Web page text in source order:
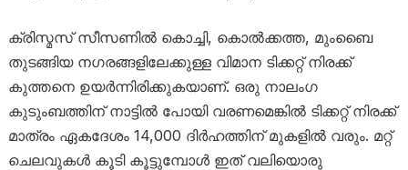
ക്രിസ്മസ് സീസണിൽ കൊച്ചി, കൊൽക്കത്ത, മുംബൈ
തുടങ്ങിയ നഗരങ്ങളിലേക്കുള്ള വിമാന ടിക്കറ്റ് നിരക്ക്
കുത്തനെ ഉയർന്നിരിക്കുകയാണ്. ഒരു നാലംഗ
കുടുംബത്തിന് നാട്ടിൽ പോയി വരണമെങ്കിൽ ടിക്കറ്റ് നിരക്ക്
മാത്രം ഏകദേശം 14,000 ദിർഹത്തിന് മുകളിൽ വരും. മറ്റ്
ചെലവുകൾ കൂടി കൂട്ടുമ്പോൾ ഇത് വലിയൊരു